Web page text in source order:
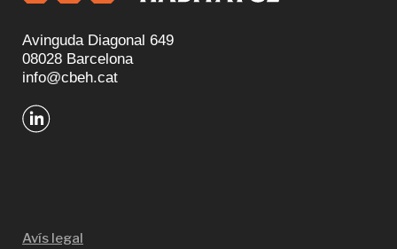
Avinguda Diagonal 649
08028 Barcelona
info@cbeh.cat
Avís legal